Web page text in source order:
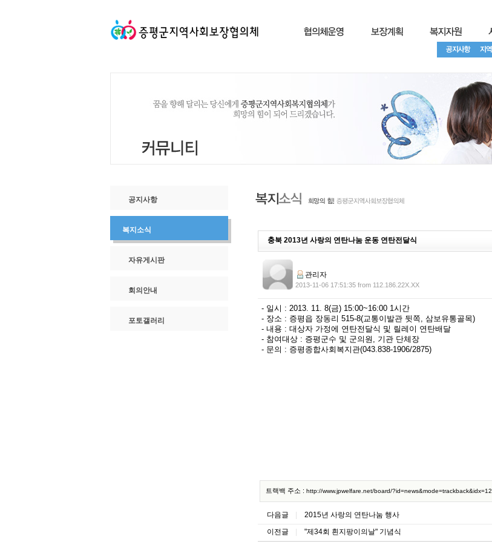
공지사항
복지소식
자유게시판
회의안내
포토갤러리
충북 2013년 사랑의 연탄나눔 운동 연탄전달식
관리자
2013-11-06 17:51:35 from 112.186.22X.XX
- 일시 : 2013. 11. 8(금) 15:00~16:00 1시간
- 장소 : 증평읍 장동리 515-8(교통이발관 뒷쪽, 삼보유통골목)
- 내용 : 대상자 가정에 연탄전달식 및 릴레이 연탄배달
- 참여대상 : 증평군수 및 군의원, 기관 단체장
- 문의 : 증평종합사회복지관(043.838-1906/2875)
트랙백 주소 : http://www.jpwelfare.net/board/?id=news&mode=trackback&idx=12
다음글 2015년 사랑의 연탄나눔 행사
이전글 "제34회 흰지팡이의날" 기념식